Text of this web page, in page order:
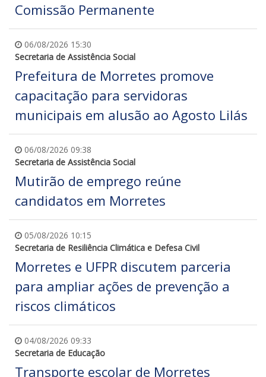
Comissão Permanente
06/08/2026 15:30
Secretaria de Assistência Social
Prefeitura de Morretes promove
capacitação para servidoras
municipais em alusão ao Agosto Lilás
06/08/2026 09:38
Secretaria de Assistência Social
Mutirão de emprego reúne
candidatos em Morretes
05/08/2026 10:15
Secretaria de Resiliência Climática e Defesa Civil
Morretes e UFPR discutem parceria
para ampliar ações de prevenção a
riscos climáticos
04/08/2026 09:33
Secretaria de Educação
Transporte escolar de Morretes